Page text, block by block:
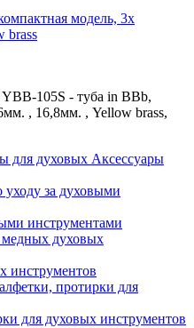
модель, 3х
brass
105S - туба in BBb,
, 16,8мм. , Yellow brass,
Аксессуары
инструментами
инструментов
для духовых инструментов